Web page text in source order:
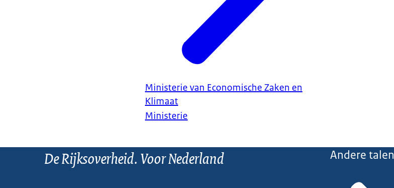
Ministerie van Economische Zaken en
Klimaat
Ministerie
De Rijksoverheid. Voor Nederland Andere talen